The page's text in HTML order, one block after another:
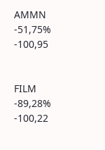
AMMN
-51,75%
-100,95
FILM
-89,28%
-100,22